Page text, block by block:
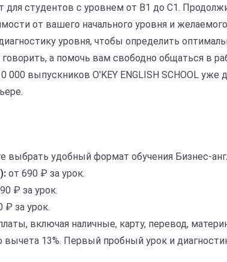
для студентов с уровнем от B1 до C1.
от вашего начального уровня и
уровня, чтобы определить
а помочь вам свободно общаться в
000 выпускников O'KEY ENGLISH SCHOOL уже
выбрать удобный формат обучения Бизнес-
от 690 ₽ за урок.
₽ за урок.
₽ за урок.
включая наличные, карту, перевод,
вычета 13%. Первый пробный урок и